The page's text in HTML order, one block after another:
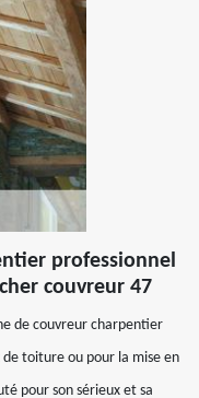
professionnel
couvreur 47
de couvreur charpentier
de toiture ou pour la mise en
pour son sérieux et sa